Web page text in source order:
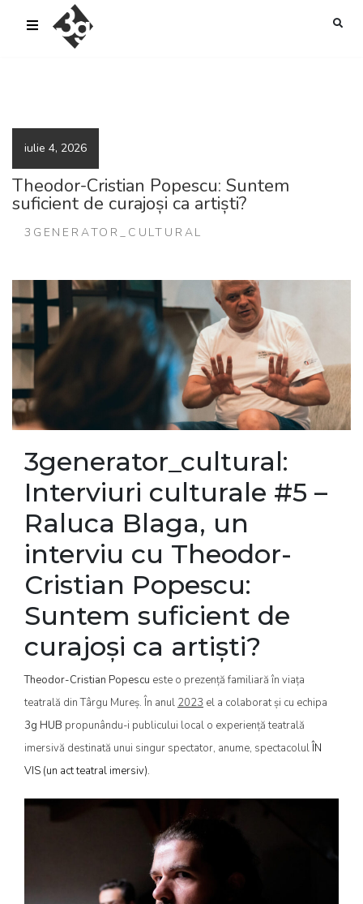
sold-out-button {{acf:sold_out}}
iulie 4, 2026
Theodor-Cristian Popescu: Suntem
suficient de curajoși ca artiști?
3GENERATOR_CULTURAL
3generator_cultural:
Interviuri culturale #5 –
Raluca Blaga, un
interviu cu Theodor-
Cristian Popescu:
Suntem suficient de
curajoși ca artiști?
Theodor-Cristian Popescu este o prezență familiară în viața
teatrală din Târgu Mureș. În anul 2023 el a colaborat și cu echipa
3g HUB propunându-i publicului local o experiență teatrală
imersivă destinată unui singur spectator, anume, spectacolul ÎN
VIS (un act teatral imersiv).